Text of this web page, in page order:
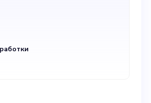
и расширении
Являясь
вы будете